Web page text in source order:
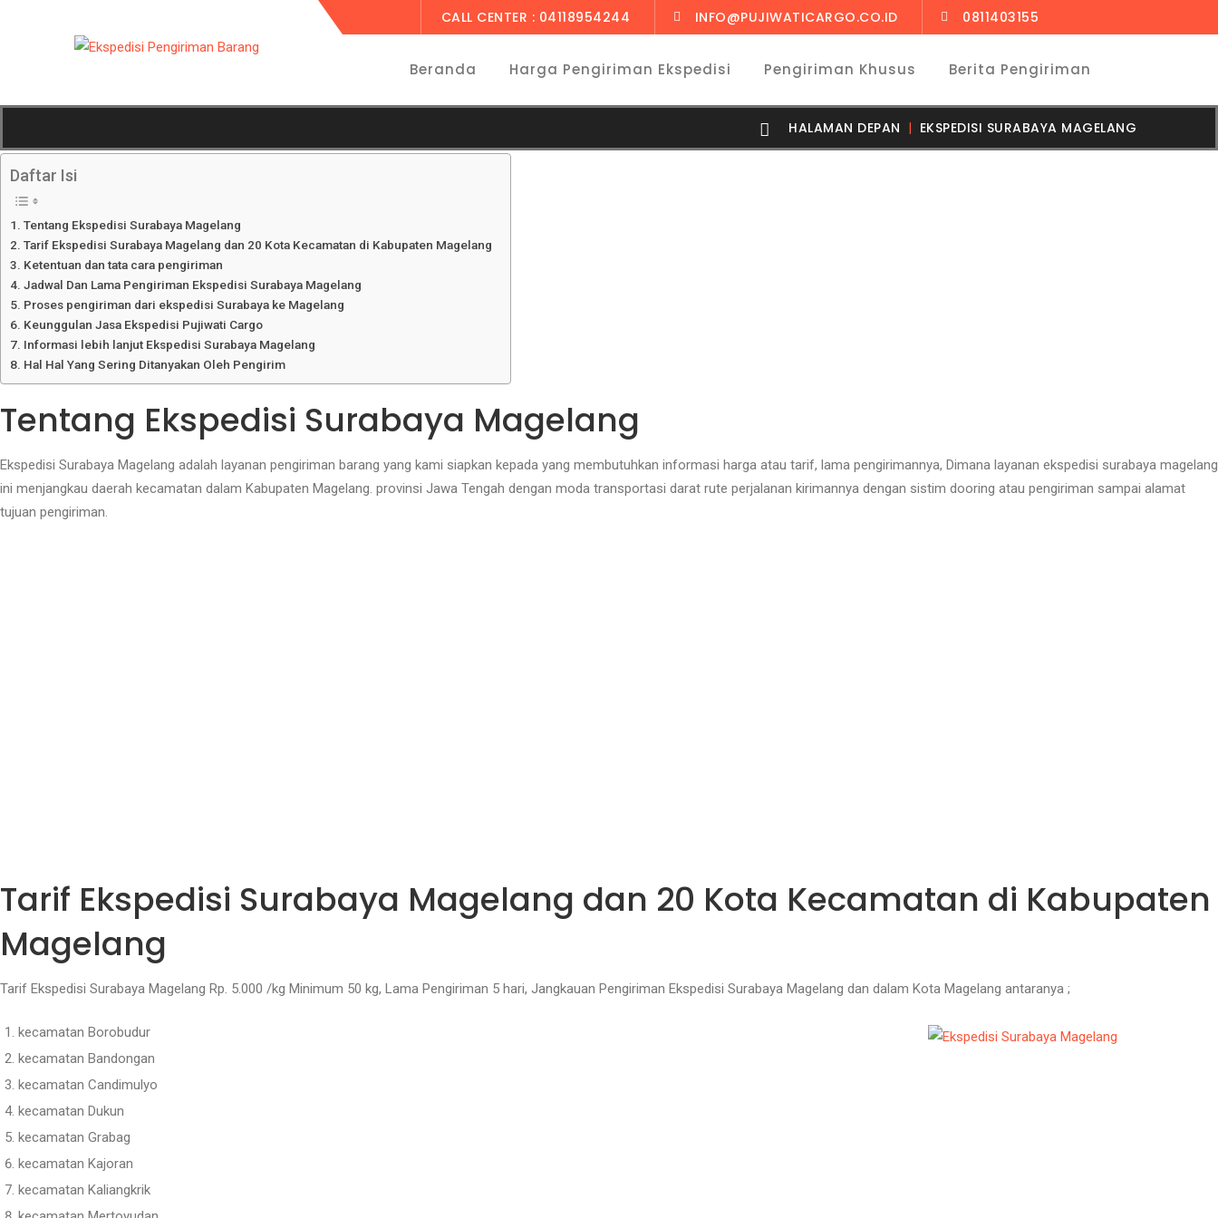
CALL CENTER : 04118954244 INFO@PUJIWATICARGO.CO.ID 0811403155
Beranda Harga Pengiriman Ekspedisi Pengiriman Khusus Berita Pengiriman
HALAMAN DEPAN EKSPEDISI SURABAYA MAGELANG
Daftar Isi
Tentang Ekspedisi Surabaya Magelang
Tarif Ekspedisi Surabaya Magelang dan 20 Kota Kecamatan di Kabupaten Magelang
Ketentuan dan tata cara pengiriman
Jadwal Dan Lama Pengiriman Ekspedisi Surabaya Magelang
Proses pengiriman dari ekspedisi Surabaya ke Magelang
Keunggulan Jasa Ekspedisi Pujiwati Cargo
Informasi lebih lanjut Ekspedisi Surabaya Magelang
Hal Hal Yang Sering Ditanyakan Oleh Pengirim
Tentang Ekspedisi Surabaya Magelang
Ekspedisi Surabaya Magelang adalah layanan pengiriman barang yang kami siapkan kepada yang membutuhkan informasi harga atau tarif, lama pengirimannya, Dimana layanan ekspedisi surabaya magelang
ini menjangkau daerah kecamatan dalam Kabupaten Magelang. provinsi Jawa Tengah dengan moda transportasi darat rute perjalanan kirimannya dengan sistim dooring atau pengiriman sampai alamat
tujuan pengiriman.
Tarif Ekspedisi Surabaya Magelang dan 20 Kota Kecamatan di Kabupaten
Magelang
Tarif Ekspedisi Surabaya Magelang Rp. 5.000 /kg Minimum 50 kg, Lama Pengiriman 5 hari, Jangkauan Pengiriman Ekspedisi Surabaya Magelang dan dalam Kota Magelang antaranya ;
kecamatan Borobudur
kecamatan Bandongan
kecamatan Candimulyo
kecamatan Dukun
kecamatan Grabag
kecamatan Kajoran
kecamatan Kaliangkrik